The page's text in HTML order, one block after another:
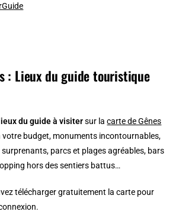
: Lieux du guide touristique
du guide à visitersur lacarte de Gênes
votre budget, monuments incontournables,
parcs et plages agréables, bars
hors des sentiers battus…
télécharger gratuitement la carte pour